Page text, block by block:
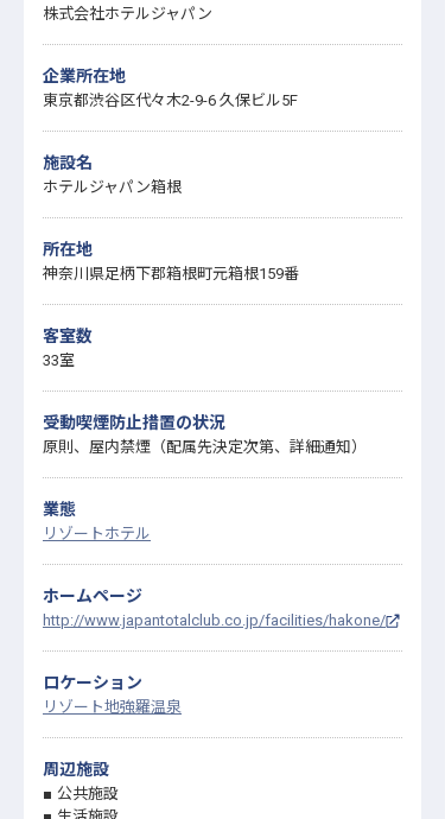
株式会社ホテルジャパン
企業所在地
東京都渋谷区代々木2-9-6 久保ビル5F
施設名
ホテルジャパン箱根
所在地
神奈川県足柄下郡箱根町元箱根159番
客室数
33室
受動喫煙防止措置の状況
原則、屋内禁煙（配属先決定次第、詳細通知）
業態
リゾートホテル
ホームページ
http://www.japantotalclub.co.jp/facilities/hakone/
ロケーション
リゾート地強羅温泉
周辺施設
公共施設